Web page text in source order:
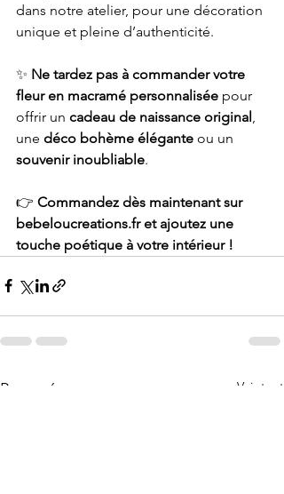
dans notre atelier, pour une décoration
unique et pleine d’authenticité.
✨ Ne tardez pas à commander votre
fleur en macramé personnalisée pour
offrir un cadeau de naissance original,
une déco bohème élégante ou un
souvenir inoubliable.
👉 Commandez dès maintenant sur
bebeloucreations.fr et ajoutez une
touche poétique à votre intérieur !
Posts récents Voir tout